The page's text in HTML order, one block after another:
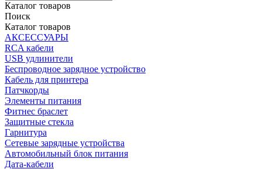
Каталог товаров
Поиск
Каталог товаров
АКСЕССУАРЫ
RCA кабели
USB удлинители
Беспроводное зарядное устройство
Кабель для принтера
Патчкорды
Элементы питания
Фитнес браслет
Защитные стекла
Гарнитура
Сетевые зарядные устройства
Автомобильный блок питания
Дата-кабели